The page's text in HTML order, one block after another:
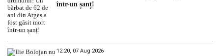
într-un șanț!
12:20, 07 Aug 2026